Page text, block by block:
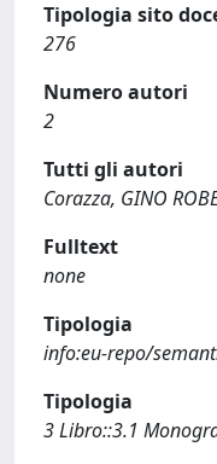
Tipologia sito
276
Numero autori
2
Tutti gli autori
Corazza, GINO
Fulltext
none
Tipologia
info:eu-repo/
Tipologia
3 Libro::3.1